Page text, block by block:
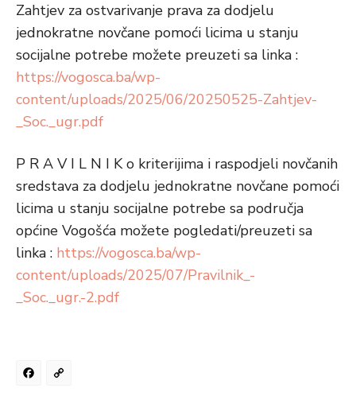
Zahtjev za ostvarivanje prava za dodjelu
jednokratne novčane pomoći licima u stanju
socijalne potrebe možete preuzeti sa linka :
https://vogosca.ba/wp-
content/uploads/2025/06/20250525-Zahtjev-
_Soc._ugr.pdf
P R A V I L N I K o kriterijima i raspodjeli novčanih
sredstava za dodjelu jednokratne novčane pomoći
licima u stanju socijalne potrebe sa područja
općine Vogošća možete pogledati/preuzeti sa
linka : https://vogosca.ba/wp-
content/uploads/2025/07/Pravilnik_-
_Soc._ugr.-2.pdf
Facebook